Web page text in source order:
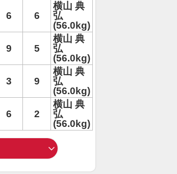
6 6
横山 典
弘
(56.0kg)
9 5
横山 典
弘
(56.0kg)
3 9
横山 典
弘
(56.0kg)
6 2
横山 典
弘
(56.0kg)